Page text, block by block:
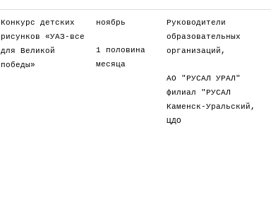
Конкурс детских
рисунков «УАЗ-все
для Великой
победы»
ноябрь
1 половина
месяца
Руководители
образовательных
организаций,
АО "РУСАЛ УРАЛ"
филиал "РУСАЛ
Каменск-Уральский,
ЦДО